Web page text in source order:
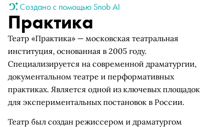
Создано с помощью Snob AI
Практика
Театр «Практика» — московская театральная
институция, основанная в 2005 году.
Специализируется на современной драматургии,
документальном театре и перформативных
практиках. Является одной из ключевых площадок
для экспериментальных постановок в России.
Театр был создан режиссером и драматургом